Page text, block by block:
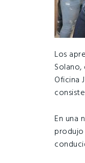
Los
Oficina
En una
produjo